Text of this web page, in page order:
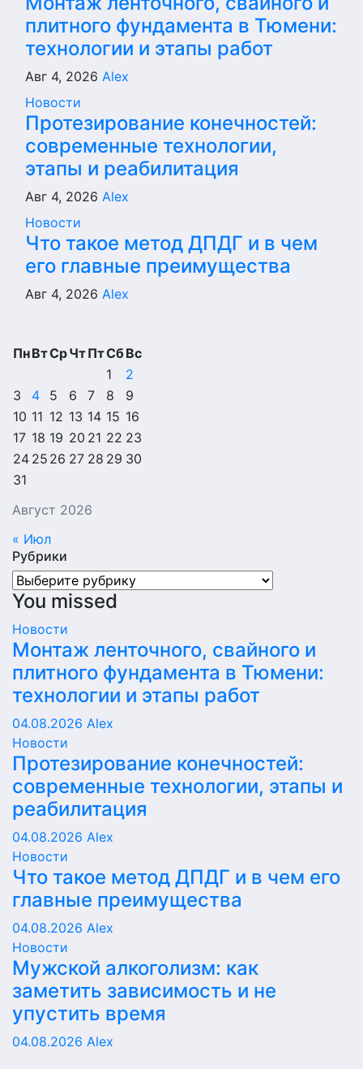
плитного фундамента в Тюмени:
технологии и этапы работ
Авг 4, 2026 Alex
Новости
Протезирование конечностей:
современные технологии,
этапы и реабилитация
Авг 4, 2026 Alex
Новости
Что такое метод ДПДГ и в чем
его главные преимущества
Авг 4, 2026 Alex
Август 2026
ПнВтСрЧтПтСбВс
1
2
3
4 5 6 7 8
9
10 11 12 13 14 15 16
17 18 19 20 21 22 23
24 25 26 27 28 29 30
31
« Июл
Рубрики
Рубрики
You missed
Новости
Монтаж ленточного, свайного и
плитного фундамента в Тюмени:
технологии и этапы работ
04.08.2026 Alex
Новости
Протезирование конечностей:
современные технологии, этапы и
реабилитация
04.08.2026 Alex
Новости
Что такое метод ДПДГ и в чем его
главные преимущества
04.08.2026 Alex
Новости
Мужской алкоголизм: как
заметить зависимость и не
упустить время
04.08.2026 Alex